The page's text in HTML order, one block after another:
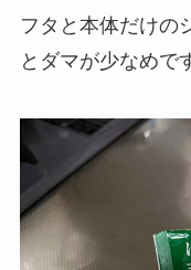
フタと本体だけの
とダマが少なめで